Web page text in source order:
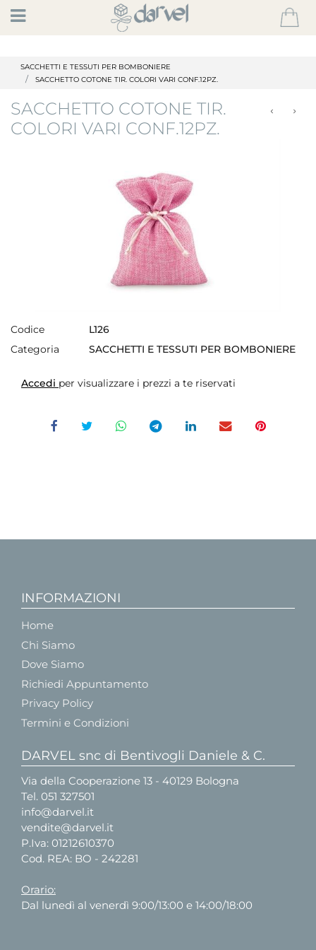
Open
SACCHETTI E TESSUTI PER BOMBONIERE
SACCHETTO COTONE TIR. COLORI VARI CONF.12PZ.
SACCHETTO COTONE TIR.
COLORI VARI CONF.12PZ.
Codice
L126
Categoria
SACCHETTI E TESSUTI PER BOMBONIERE
Accedi per visualizzare i prezzi a te riservati
INFORMAZIONI
Home
Chi Siamo
Dove Siamo
Richiedi Appuntamento
Privacy Policy
Termini e Condizioni
DARVEL snc di Bentivogli Daniele & C.
Via della Cooperazione 13 - 40129 Bologna
Tel. 051 327501
info@darvel.it
vendite@darvel.it
P.Iva: 01212610370
Cod. REA: BO - 242281
Orario:
Dal lunedì al venerdì 9:00/13:00 e 14:00/18:00